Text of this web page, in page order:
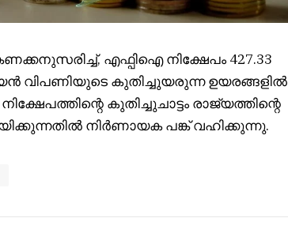
എഫ്പിഐ നിക്ഷേപം 427.33
വിപണിയുടെ കുതിച്ചുയരുന്ന ഉയരങ്ങളിൽ
കുതിച്ചുചാട്ടം രാജ്യത്തിന്റെ
നിർണായക പങ്ക് വഹിക്കുന്നു.